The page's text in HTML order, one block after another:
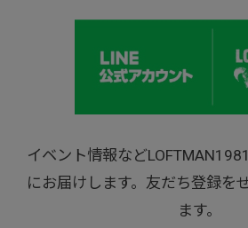
イベント情報など
にお届けします。友だち登録を
ます。